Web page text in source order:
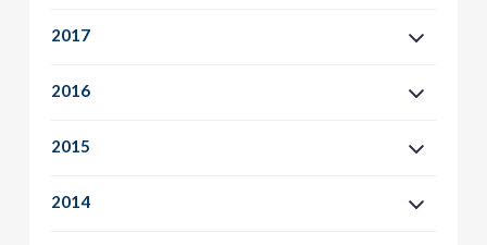
2017
2016
2015
2014